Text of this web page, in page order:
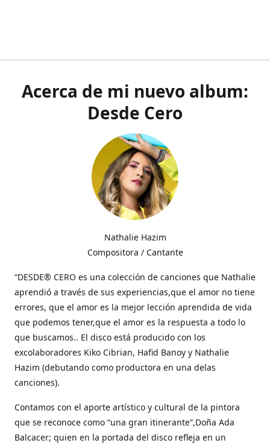
Acerca de mi nuevo album:
Desde Cero
Nathalie Hazim
Compositora / Cantante
“DESDE® CERO es una colección de canciones que Nathalie
aprendió a través de sus experiencias,que el amor no tiene
errores, que el amor es la mejor lección aprendida de vida
que podemos tener,que el amor es la respuesta a todo lo
que buscamos.. El disco está producido con los
excolaboradores Kiko Cibrian, Hafid Banoy y Nathalie
Hazim (debutando como productora en una delas
canciones).
Contamos con el aporte artístico y cultural de la pintora
que se reconoce como “una gran itinerante”,Doña Ada
Balcacer; quien en la portada del disco refleja en un